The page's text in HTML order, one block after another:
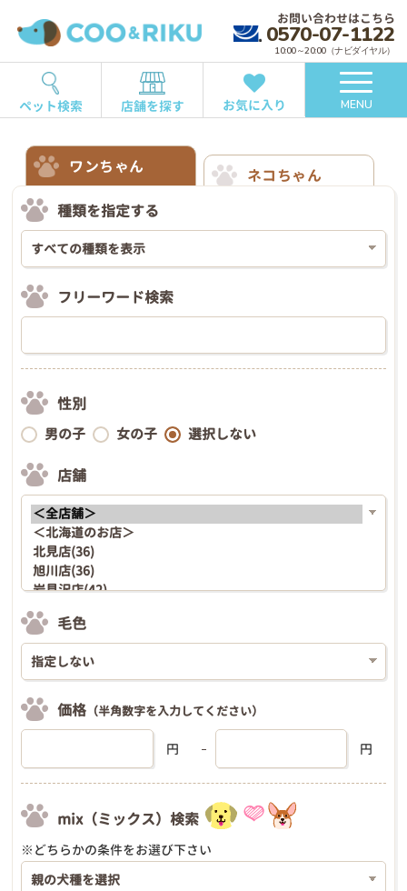
お問い合わせはこちら
0570-07-1122
10:00～20:00（ナビダイヤル）
ペット検索 店舗を探す お気に入り MENU
ワンちゃん
ネコちゃん
種類を指定する
フリーワード検索
性別
男の子 女の子 選択しない
店舗
毛色
価格 （半角数字を入力してください）
円 円
mix（ミックス）検索
※どちらかの条件をお選び下さい